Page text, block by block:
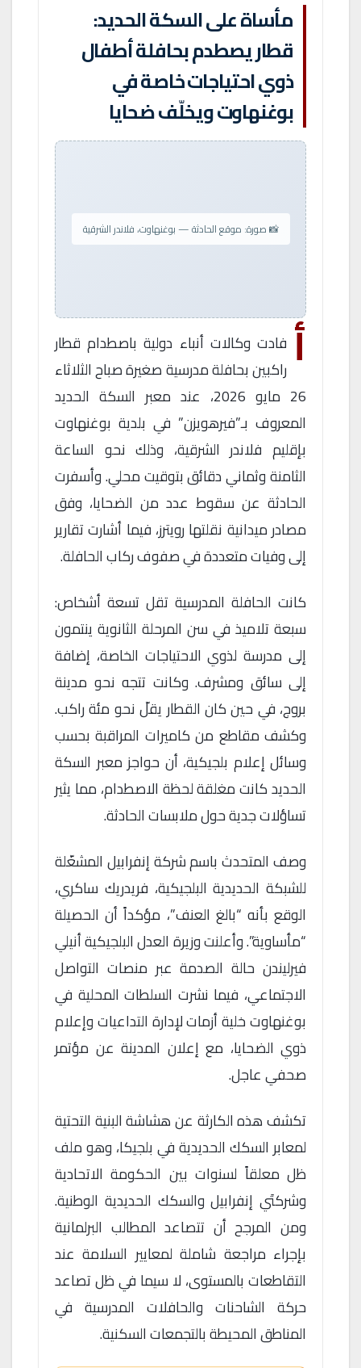
مأساة على السكة الحديد:
قطار يصطدم بحافلة أطفال
ذوي احتياجات خاصة في
بوغنهاوت ويخلّف ضحايا
📸 صورة: موقع الحادثة — بوغنهاوت، فلاندر الشرقية
أ فادت وكالات أنباء دولية باصطدام قطار
راكبين بحافلة مدرسية صغيرة صباح الثلاثاء
26 مايو 2026، عند معبر السكة الحديد
المعروف بـ”فيرهويزن” في بلدية بوغنهاوت
بإقليم فلاندر الشرقية، وذلك نحو الساعة
الثامنة وثماني دقائق بتوقيت محلي. وأسفرت
الحادثة عن سقوط عدد من الضحايا، وفق
مصادر ميدانية نقلتها رويترز، فيما أشارت تقارير
إلى وفيات متعددة في صفوف ركاب الحافلة.
كانت الحافلة المدرسية تقل تسعة أشخاص:
سبعة تلاميذ في سن المرحلة الثانوية ينتمون
إلى مدرسة لذوي الاحتياجات الخاصة، إضافة
إلى سائق ومشرف. وكانت تتجه نحو مدينة
بروج، في حين كان القطار يقلّ نحو مئة راكب.
وكشف مقاطع من كاميرات المراقبة بحسب
وسائل إعلام بلجيكية، أن حواجز معبر السكة
الحديد كانت مغلقة لحظة الاصطدام، مما يثير
تساؤلات جدية حول ملابسات الحادثة.
وصف المتحدث باسم شركة إنفرابيل المشغّلة
للشبكة الحديدية البلجيكية، فريدريك ساكري،
الوقع بأنه “بالغ العنف”، مؤكداً أن الحصيلة
“مأساوية”. وأعلنت وزيرة العدل البلجيكية أنيلي
فيرليندن حالة الصدمة عبر منصات التواصل
الاجتماعي، فيما نشرت السلطات المحلية في
بوغنهاوت خلية أزمات لإدارة التداعيات وإعلام
ذوي الضحايا، مع إعلان المدينة عن مؤتمر
صحفي عاجل.
تكشف هذه الكارثة عن هشاشة البنية التحتية
لمعابر السكك الحديدية في بلجيكا، وهو ملف
ظل معلقاً لسنوات بين الحكومة الاتحادية
وشركتَي إنفرابيل والسكك الحديدية الوطنية.
ومن المرجح أن تتصاعد المطالب البرلمانية
بإجراء مراجعة شاملة لمعايير السلامة عند
التقاطعات بالمستوى، لا سيما في ظل تصاعد
حركة الشاحنات والحافلات المدرسية في
المناطق المحيطة بالتجمعات السكنية.